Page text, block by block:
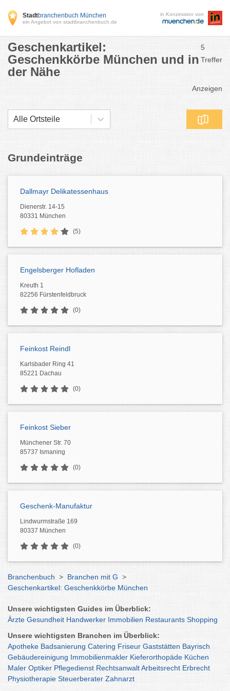
Stadtbranchenbuch München
ein Angebot von stadtbranchenbuch.de
in Konzession von
Geschenkartikel:
Geschenkkörbe München und in
der Nähe
5
Treffer
Anzeigen
Alle Ortsteile
Grundeinträge
Dallmayr Delikatessenhaus
Dienerstr. 14-15
80331 München
(5)
Engelsberger Hofladen
Kreuth 1
82256 Fürstenfeldbruck
(0)
Feinkost Reindl
Karlsbader Ring 41
85221 Dachau
(0)
Feinkost Sieber
Münchener Str. 70
85737 Ismaning
(0)
Geschenk-Manufaktur
Lindwurmstraße 169
80337 München
(0)
Branchenbuch > Branchen mit G >
Geschenkartikel: Geschenkkörbe München
Unsere wichtigsten Guides im Überblick:
Ärzte Gesundheit Handwerker Immobilien Restaurants Shopping
Unsere wichtigsten Branchen im Überblick:
Apotheke Badsanierung Catering Friseur Gaststätten Bayrisch
Gebäudereinigung Immobilienmakler Kieferorthopäde Küchen
Maler Optiker Pflegedienst RechtsanwaltArbeitsrecht Erbrecht
Physiotherapie Steuerberater Zahnarzt